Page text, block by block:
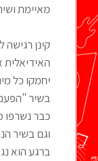
מאיימת
קינן
יחמקו כל
בשיר
כבר נשרפו
וגם בשיר
ברגע הוא